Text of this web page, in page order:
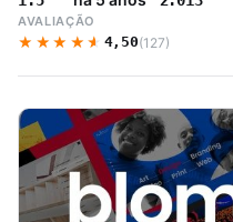
AVALIAÇÃO
★★★★★
★★★★★ 4,50(127)